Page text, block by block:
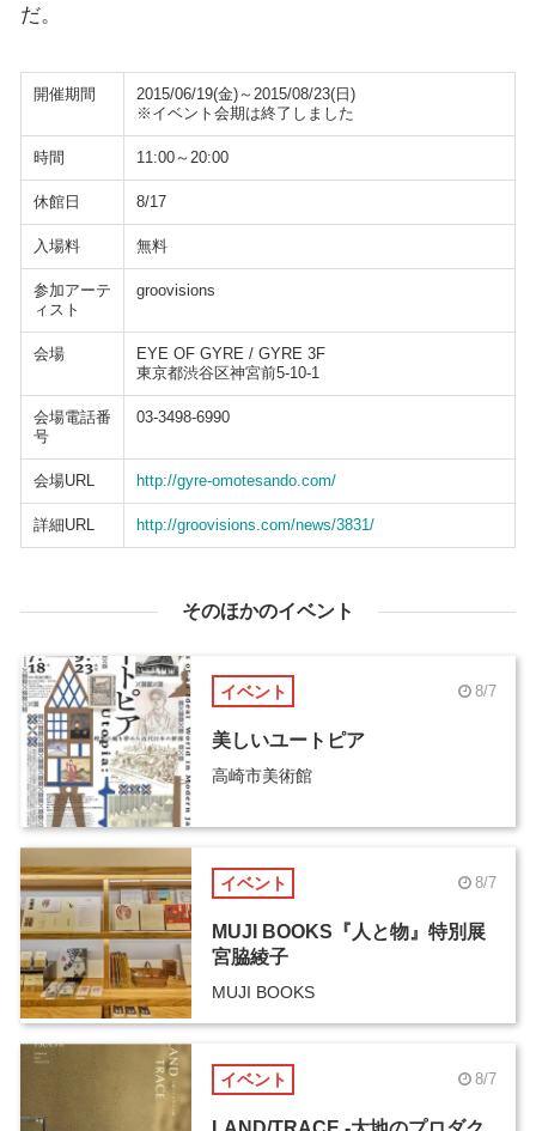
だ。
開催期間
2015/06/19(金)～2015/08/23(日)
※イベント会期は終了しました
時間 11:00～20:00
休館日 8/17
入場料 無料
参加アーテ
ィスト
groovisions
会場
EYE OF GYRE / GYRE 3F
東京都渋谷区神宮前5-10-1
会場電話番
号
03-3498-6990
会場URL http://gyre-omotesando.com/
詳細URL http://groovisions.com/news/3831/
そのほかのイベント
イベント 8/7
美しいユートピア
高崎市美術館
イベント 8/7
MUJI BOOKS『人と物』特別展
宮脇綾子
MUJI BOOKS
イベント 8/7